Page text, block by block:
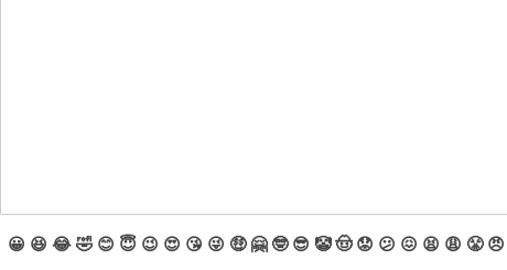
😀 😆 😂🤣 😊 😇 😉 😍 😘 😜 🤑 🤗 🤓 😎 🤡🤠 😟 😕 😖 😫 😩 😤 😠